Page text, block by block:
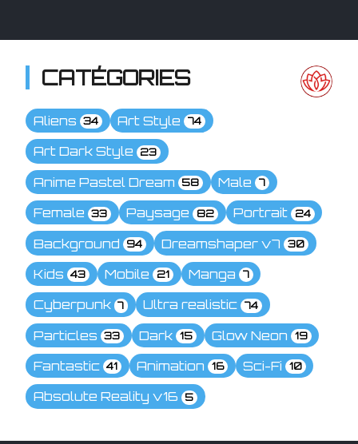
CATÉGORIES
Aliens 34 Art Style 74
Art Dark Style 23
Anime Pastel Dream 58 Male 7
Female 33 Paysage 82 Portrait 24
Background 94 Dreamshaper v7 30
Kids 43 Mobile 21 Manga 7
Cyberpunk 7 Ultra realistic 74
Particles 33 Dark 15 Glow Neon 19
Fantastic 41 Animation 16 Sci-Fi 10
Absolute Reality v16 5